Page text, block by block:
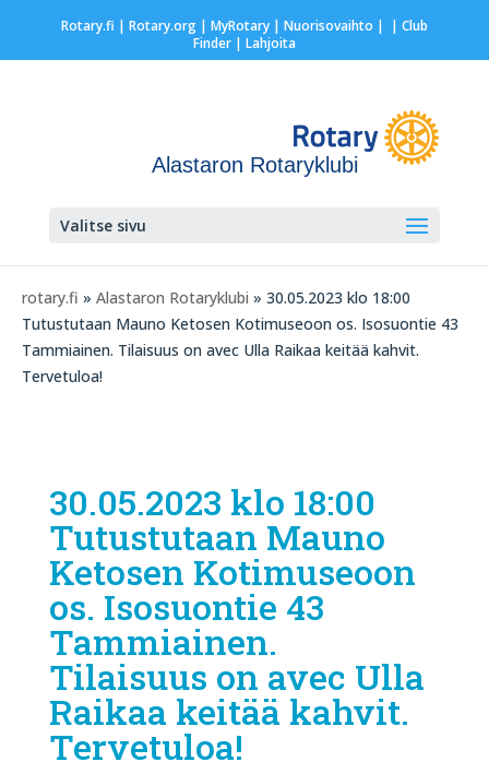
Rotary.fi | Rotary.org| MyRotary | Nuorisovaihto | | Club
Finder| Lahjoita
Alastaron Rotaryklubi
Valitse sivu
rotary.fi » Alastaron Rotaryklubi » 30.05.2023 klo 18:00
Tutustutaan Mauno Ketosen Kotimuseoon os. Isosuontie 43
Tammiainen. Tilaisuus on avec Ulla Raikaa keitää kahvit.
Tervetuloa!
30.05.2023 klo 18:00
Tutustutaan Mauno
Ketosen Kotimuseoon
os. Isosuontie 43
Tammiainen.
Tilaisuus on avec Ulla
Raikaa keitää kahvit.
Tervetuloa!